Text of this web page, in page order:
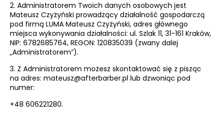
2. Administratorem Twoich danych osobowych jest
Mateusz Czyżyński prowadzący działalność gospodarczą
pod firmą LUMA Mateusz Czyżyński, adres głównego
miejsca wykonywania działalności: ul. Szlak 11, 31-161 Kraków,
NIP: 6782685764, REGON: 120835039 (zwany dalej
„Administratorem”).
3. Z Administratorem możesz skontaktować się z pisząc
na adres: mateusz@afterbarber.pl lub dzwoniąc pod
numer:
+48 606221280.